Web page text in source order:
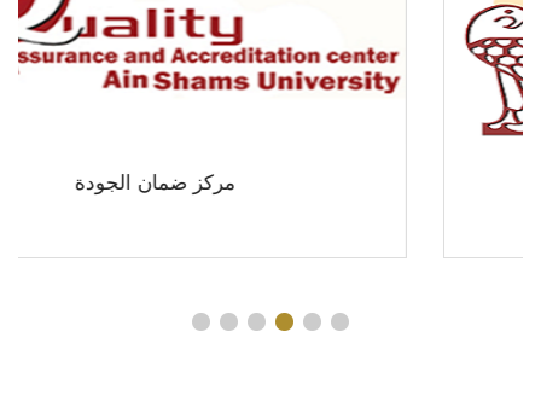
مركز ضمان الجودة